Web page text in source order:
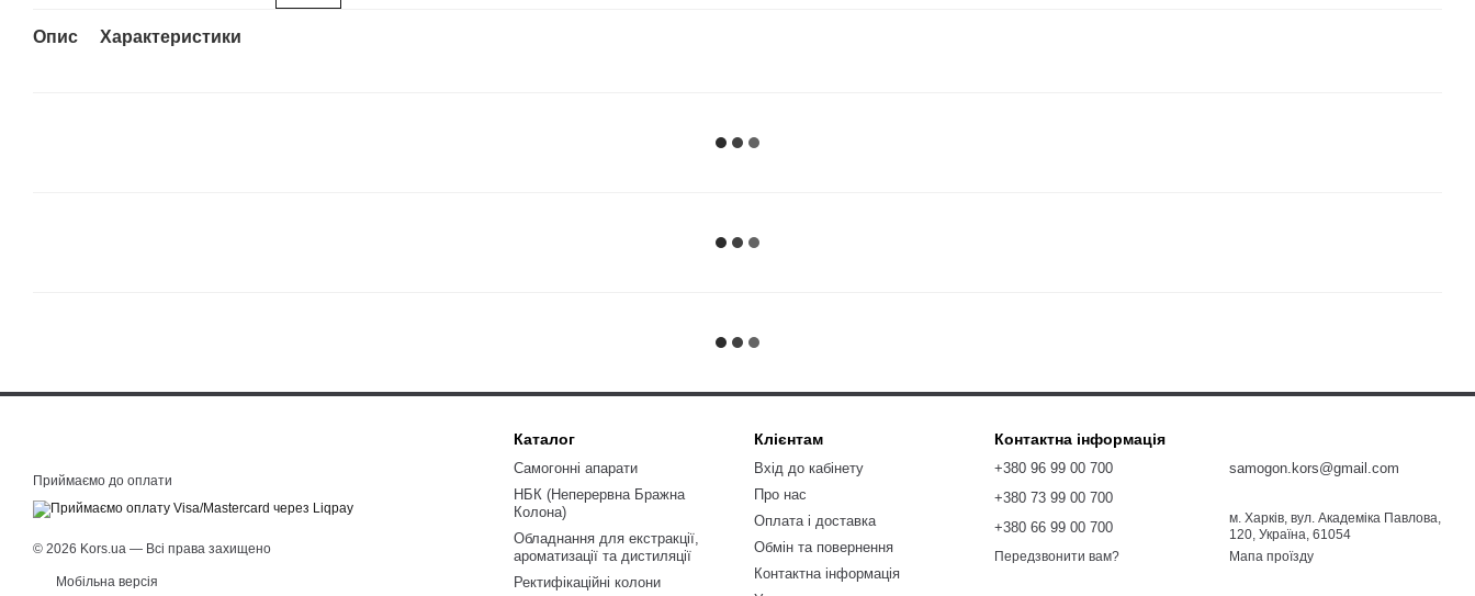
Опис Характеристики
Приймаємо до оплати
© 2026 Kors.ua — Всі права захищено
Мобільна версія
Каталог
Самогонні апарати
НБК (Неперервна Бражна
Колона)
Обладнання для екстракції,
ароматизації та дистиляції
Ректифікаційні колони
Клієнтам
Вхід до кабінету
Про нас
Оплата і доставка
Обмін та повернення
Контактна інформація
Контактна інформація
+380 96 99 00 700
+380 73 99 00 700
+380 66 99 00 700
Передзвонити вам?
samogon.kors@gmail.com
м. Харків, вул. Академіка Павлова,
120, Україна, 61054
Мапа проїзду